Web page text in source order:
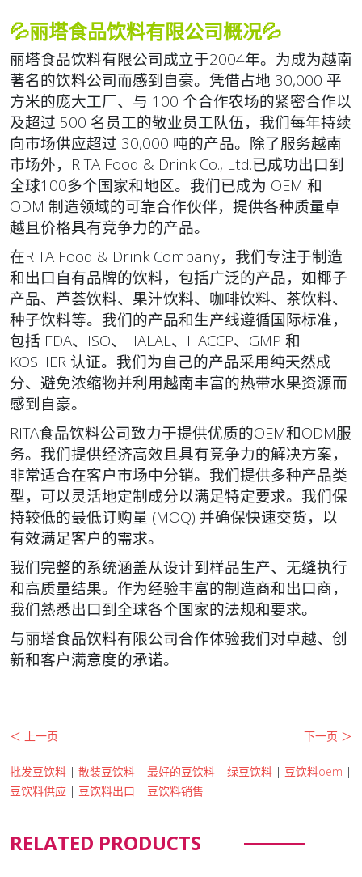
💦丽塔食品饮料有限公司概况💦
丽塔食品饮料有限公司成立于2004年。为成为越南
著名的饮料公司而感到自豪。凭借占地 30,000 平
方米的庞大工厂、与 100 个合作农场的紧密合作以
及超过 500 名员工的敬业员工队伍，我们每年持续
向市场供应超过 30,000 吨的产品。除了服务越南
市场外，RITA Food & Drink Co., Ltd.已成功出口到
全球100多个国家和地区。我们已成为 OEM 和
ODM 制造领域的可靠合作伙伴，提供各种质量卓
越且价格具有竞争力的产品。
在RITA Food & Drink Company，我们专注于制造
和出口自有品牌的饮料，包括广泛的产品，如椰子
产品、芦荟饮料、果汁饮料、咖啡饮料、茶饮料、
种子饮料等。我们的产品和生产线遵循国际标准，
包括 FDA、ISO、HALAL、HACCP、GMP 和
KOSHER 认证。我们为自己的产品采用纯天然成
分、避免浓缩物并利用越南丰富的热带水果资源而
感到自豪。
RITA食品饮料公司致力于提供优质的OEM和ODM服
务。我们提供经济高效且具有竞争力的解决方案，
非常适合在客户市场中分销。我们提供多种产品类
型，可以灵活地定制成分以满足特定要求。我们保
持较低的最低订购量 (MOQ) 并确保快速交货，以
有效满足客户的需求。
我们完整的系统涵盖从设计到样品生产、无缝执行
和高质量结果。作为经验丰富的制造商和出口商，
我们熟悉出口到全球各个国家的法规和要求。
与丽塔食品饮料有限公司合作体验我们对卓越、创
新和客户满意度的承诺。
＜ 上一页 下一页 ＞
批发豆饮料 | 散装豆饮料 | 最好的豆饮料 | 绿豆饮料 | 豆饮料oem |
豆饮料供应 | 豆饮料出口 | 豆饮料销售
RELATED PRODUCTS